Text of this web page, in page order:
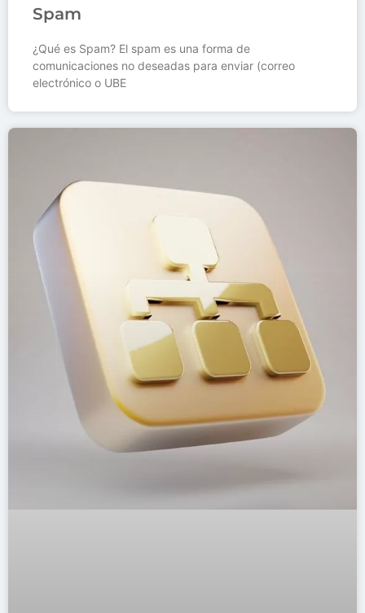
Spam
¿Qué es Spam? El spam es una forma de
comunicaciones no deseadas para enviar (correo
electrónico o UBE